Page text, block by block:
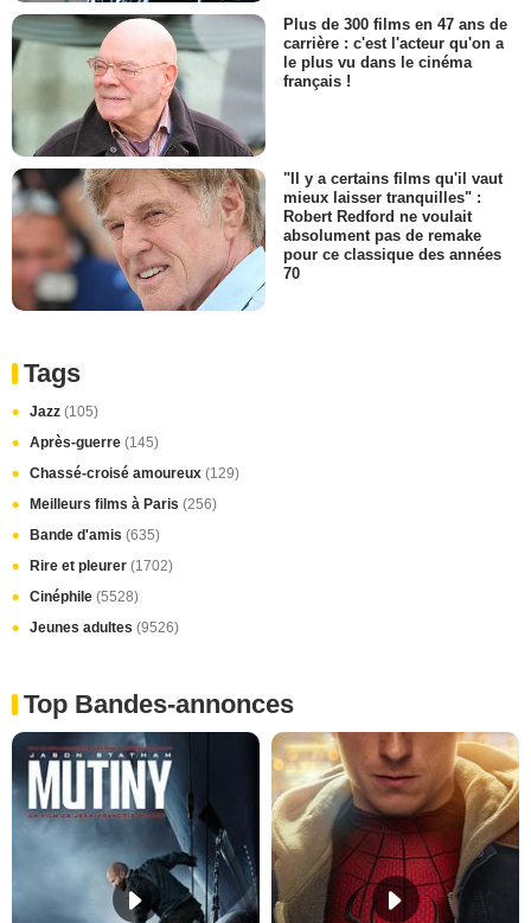
Plus de 300 films en 47 ans de
carrière : c'est l'acteur qu'on a
le plus vu dans le cinéma
français !
"Il y a certains films qu'il vaut
mieux laisser tranquilles" :
Robert Redford ne voulait
absolument pas de remake
pour ce classique des années
70
Tags
Jazz (105)
Après-guerre (145)
Chassé-croisé amoureux (129)
Meilleurs films à Paris (256)
Bande d'amis (635)
Rire et pleurer (1702)
Cinéphile (5528)
Jeunes adultes (9526)
Top Bandes-annonces